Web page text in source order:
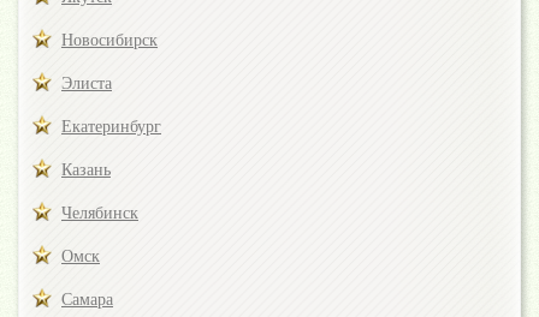
Новосибирск
Элиста
Екатеринбург
Казань
Челябинск
Омск
Самара